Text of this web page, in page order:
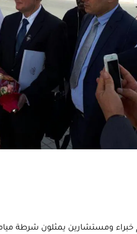
ومستشارين يمثلون شرطة ميامي